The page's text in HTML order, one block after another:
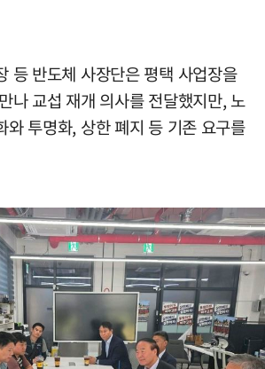
등 반도체 사장단은 평택 사업장을
나 교섭 재개 의사를 전달했지만, 노
와 투명화, 상한 폐지 등 기존 요구를